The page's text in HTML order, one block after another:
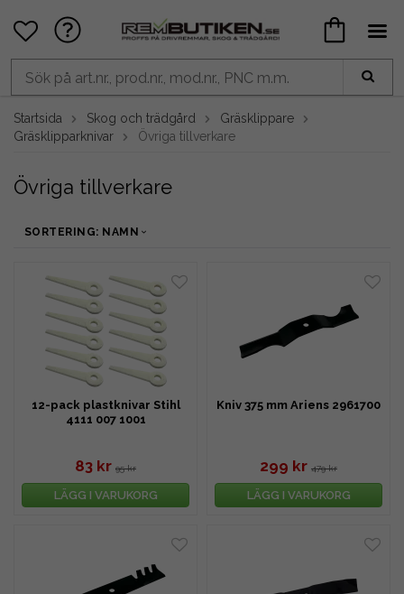
Startsida Skog och trädgård
Gräsklippare
Gräsklipparknivar
Övriga tillverkare
Övriga tillverkare
SORTERING: NAMN
12-pack plastknivar Stihl
4111 007 1001
83 kr 95 kr
LÄGG I VARUKORG
Kniv 375 mm Ariens 2961700
299 kr 479 kr
LÄGG I VARUKORG